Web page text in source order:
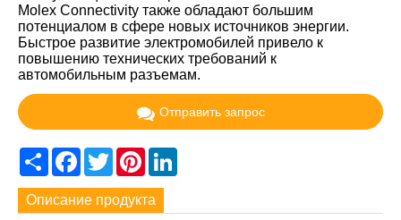
Molex Connectivity также обладают большим
потенциалом в сфере новых источников энергии.
Быстрое развитие электромобилей привело к
повышению технических требований к
автомобильным разъемам.
Отправить запрос
ShareFacebook
TwitterPinterest
Описание продукта